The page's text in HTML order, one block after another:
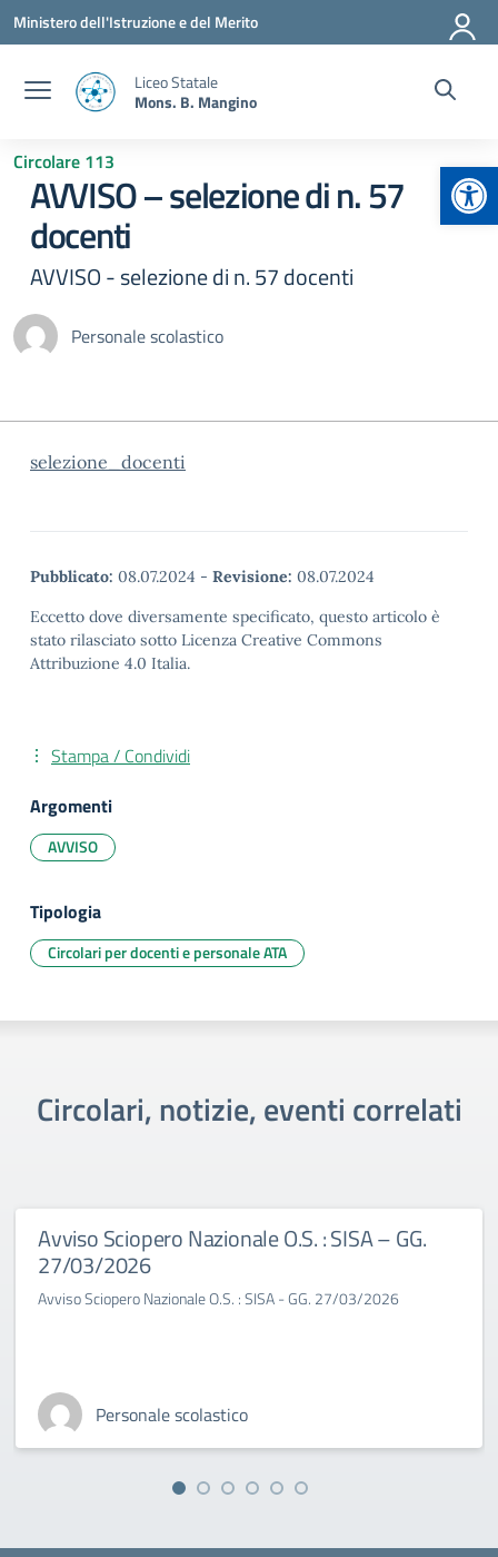
Vai ai contenuti
Vai al menu di navigazione
Vai al footer
Ministero dell'Istruzione e del Merito
Liceo Statale
Mons. B. Mangino
Circolare 113
AVVISO – selezione di n. 57
docenti
AVVISO - selezione di n. 57 docenti
Personale scolastico
selezione_docenti
Pubblicato: 08.07.2024 - Revisione: 08.07.2024
Eccetto dove diversamente specificato, questo articolo è
stato rilasciato sotto Licenza Creative Commons
Attribuzione 4.0 Italia.
Stampa / Condividi
Argomenti
AVVISO
Tipologia
Circolari per docenti e personale ATA
Circolari, notizie, eventi correlati
Avviso Sciopero Nazionale O.S. : SISA – GG.
27/03/2026
Avviso Sciopero Nazionale O.S. : SISA - GG. 27/03/2026
Personale scolastico